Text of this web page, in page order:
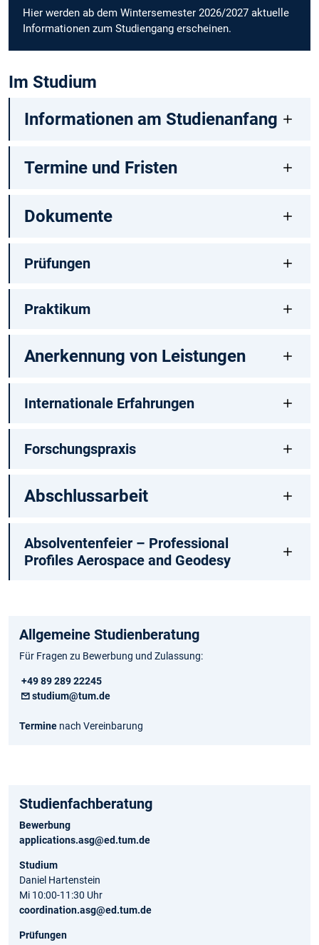
Hier werden ab dem Wintersemester 2026/2027 aktuelle
Informationen zum Studiengang erscheinen.
Im Studium
Informationen am Studienanfang
Termine und Fristen
Dokumente
Prüfungen
Praktikum
Anerkennung von Leistungen
Internationale Erfahrungen
Forschungspraxis
Abschlussarbeit
Absolventenfeier – Professional
Profiles Aerospace and Geodesy
Allgemeine Studienberatung
Für Fragen zu Bewerbung und Zulassung:
+49 89 289 22245
studium@tum.de
Termine nach Vereinbarung
Studienfachberatung
Bewerbung
applications.asg@ed.tum.de
Studium
Daniel Hartenstein
Mi 10:00-11:30 Uhr
coordination.asg@ed.tum.de
Prüfungen